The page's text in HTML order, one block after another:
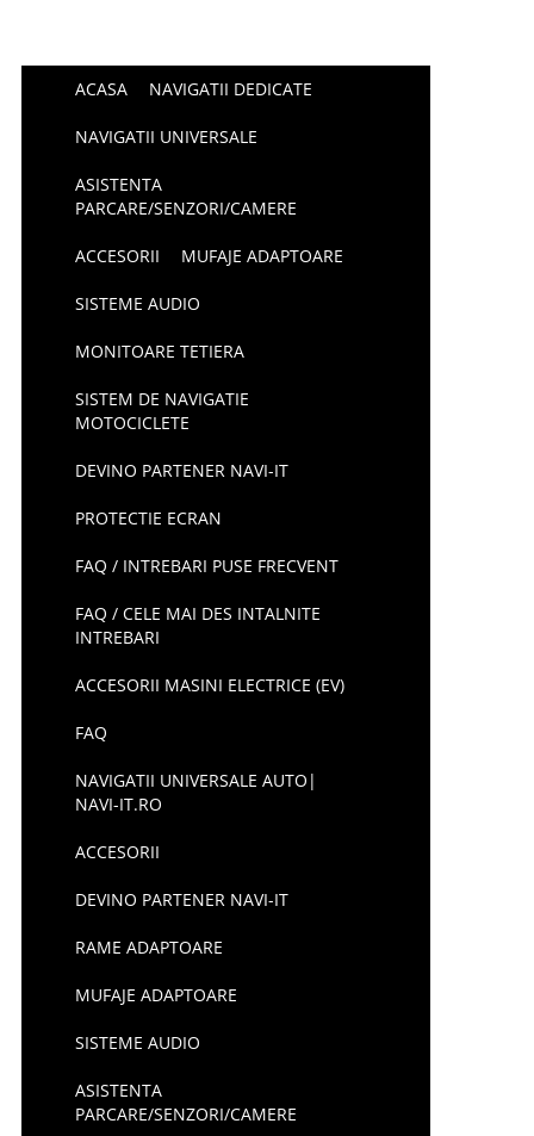
ACASA NAVIGATII DEDICATE
NAVIGATII UNIVERSALE
ASISTENTA
PARCARE/SENZORI/CAMERE
ACCESORII MUFAJE ADAPTOARE
SISTEME AUDIO
MONITOARE TETIERA
SISTEM DE NAVIGATIE
MOTOCICLETE
DEVINO PARTENER NAVI-IT
PROTECTIE ECRAN
FAQ / INTREBARI PUSE FRECVENT
FAQ / CELE MAI DES INTALNITE
INTREBARI
ACCESORII MASINI ELECTRICE (EV)
FAQ
NAVIGATII UNIVERSALE AUTO|
NAVI-IT.RO
ACCESORII
DEVINO PARTENER NAVI-IT
RAME ADAPTOARE
MUFAJE ADAPTOARE
SISTEME AUDIO
ASISTENTA
PARCARE/SENZORI/CAMERE